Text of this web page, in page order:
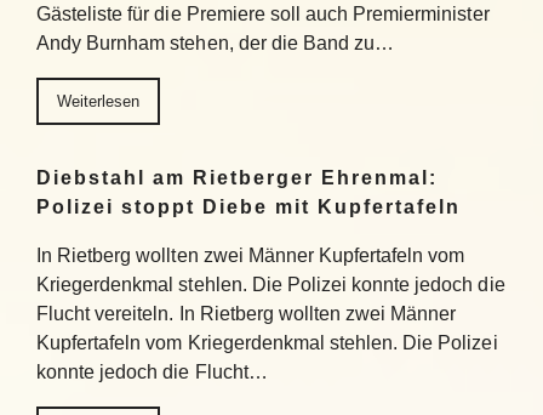
Gästeliste für die Premiere soll auch Premierminister
Andy Burnham stehen, der die Band zu…
Weiterlesen
Diebstahl am Rietberger Ehrenmal:
Polizei stoppt Diebe mit Kupfertafeln
In Rietberg wollten zwei Männer Kupfertafeln vom
Kriegerdenkmal stehlen. Die Polizei konnte jedoch die
Flucht vereiteln. In Rietberg wollten zwei Männer
Kupfertafeln vom Kriegerdenkmal stehlen. Die Polizei
konnte jedoch die Flucht…